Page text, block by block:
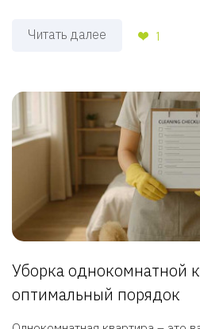
Читать далее 1
Уборка однокомнатной
оптимальный порядок